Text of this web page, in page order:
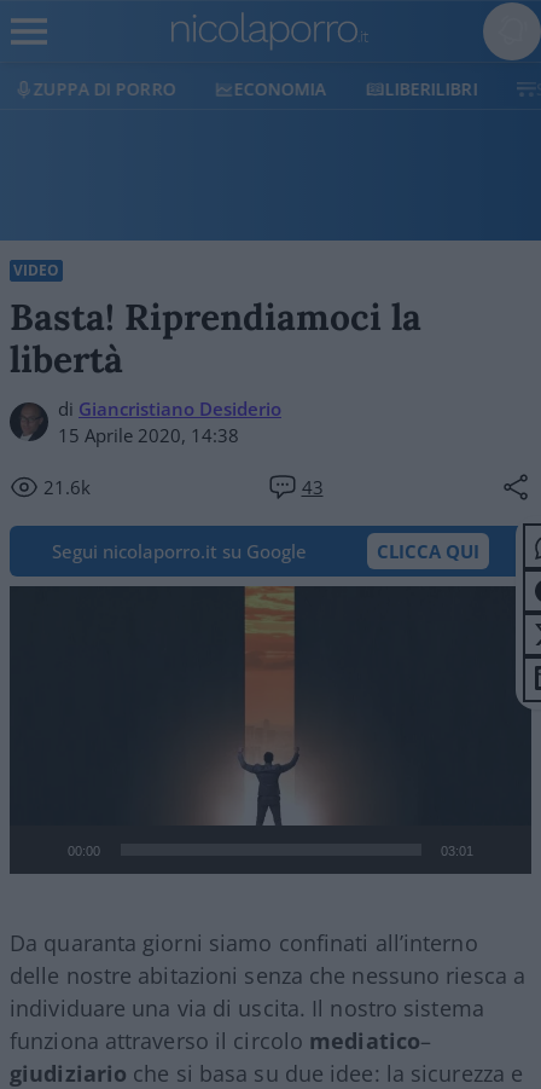
ECONOMIA LIBERILIBRI SHOP
VIDEO
Basta! Riprendiamoci la
libertà
di Giancristiano Desiderio
15 Aprile 2020, 14:38
21.6k 43
Segui nicolaporro.it su Google CLICCA QUI
00:00 03:01
Da quaranta giorni siamo confinati all’interno
delle nostre abitazioni senza che nessuno riesca a
individuare una via di uscita. Il nostro sistema
funziona attraverso il circolo mediatico–
giudiziario che si basa su due idee: la sicurezza e